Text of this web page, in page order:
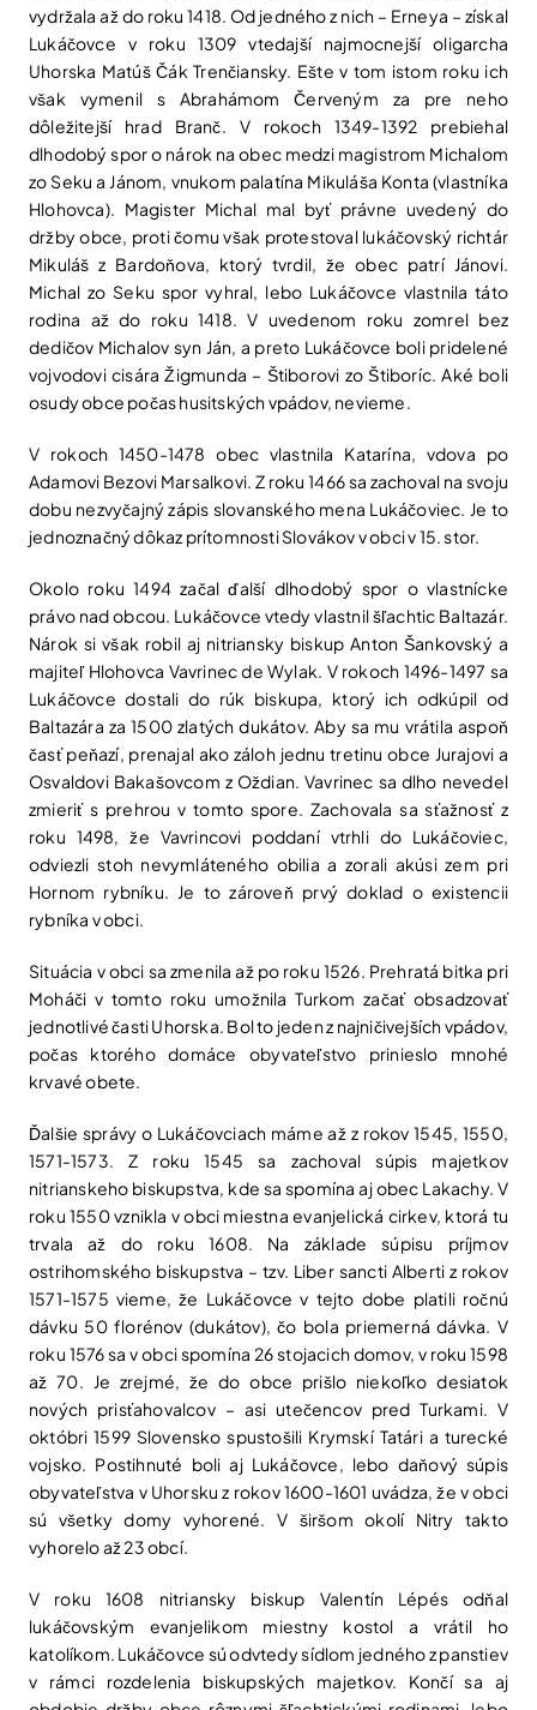
vydržala až do roku 1418. Od jedného z nich – Erneya – získal
Lukáčovce v roku 1309 vtedajší najmocnejší oligarcha
Uhorska Matúš Čák Trenčiansky. Ešte v tom istom roku ich
však vymenil s Abrahámom Červeným za pre neho
dôležitejší hrad Branč. V rokoch 1349-1392 prebiehal
dlhodobý spor o nárok na obec medzi magistrom Michalom
zo Seku a Jánom, vnukom palatína Mikuláša Konta (vlastníka
Hlohovca). Magister Michal mal byť právne uvedený do
držby obce, proti čomu však protestoval lukáčovský richtár
Mikuláš z Bardoňova, ktorý tvrdil, že obec patrí Jánovi.
Michal zo Seku spor vyhral, lebo Lukáčovce vlastnila táto
rodina až do roku 1418. V uvedenom roku zomrel bez
dedičov Michalov syn Ján, a preto Lukáčovce boli pridelené
vojvodovi cisára Žigmunda – Štiborovi zo Štiboríc. Aké boli
osudy obce počas husitských vpádov, nevieme.
V rokoch 1450-1478 obec vlastnila Katarína, vdova po
Adamovi Bezovi Marsalkovi. Z roku 1466 sa zachoval na svoju
dobu nezvyčajný zápis slovanského mena Lukáčoviec. Je to
jednoznačný dôkaz prítomnosti Slovákov v obci v 15. stor.
Okolo roku 1494 začal ďalší dlhodobý spor o vlastnícke
právo nad obcou. Lukáčovce vtedy vlastnil šľachtic Baltazár.
Nárok si však robil aj nitriansky biskup Anton Šankovský a
majiteľ Hlohovca Vavrinec de Wylak. V rokoch 1496-1497 sa
Lukáčovce dostali do rúk biskupa, ktorý ich odkúpil od
Baltazára za 1500 zlatých dukátov. Aby sa mu vrátila aspoň
časť peňazí, prenajal ako záloh jednu tretinu obce Jurajovi a
Osvaldovi Bakašovcom z Oždian. Vavrinec sa dlho nevedel
zmieriť s prehrou v tomto spore. Zachovala sa sťažnosť z
roku 1498, že Vavrincovi poddaní vtrhli do Lukáčoviec,
odviezli stoh nevymláteného obilia a zorali akúsi zem pri
Hornom rybníku. Je to zároveň prvý doklad o existencii
rybníka v obci.
Situácia v obci sa zmenila až po roku 1526. Prehratá bitka pri
Moháči v tomto roku umožnila Turkom začať obsadzovať
jednotlivé časti Uhorska. Bol to jeden z najničivejších vpádov,
počas ktorého domáce obyvateľstvo prinieslo mnohé
krvavé obete.
Ďalšie správy o Lukáčovciach máme až z rokov 1545, 1550,
1571-1573. Z roku 1545 sa zachoval súpis majetkov
nitrianskeho biskupstva, kde sa spomína aj obec Lakachy. V
roku 1550 vznikla v obci miestna evanjelická cirkev, ktorá tu
trvala až do roku 1608. Na základe súpisu príjmov
ostrihomského biskupstva – tzv. Liber sancti Alberti z rokov
1571-1575 vieme, že Lukáčovce v tejto dobe platili ročnú
dávku 50 florénov (dukátov), čo bola priemerná dávka. V
roku 1576 sa v obci spomína 26 stojacich domov, v roku 1598
až 70. Je zrejmé, že do obce prišlo niekoľko desiatok
nových prisťahovalcov – asi utečencov pred Turkami. V
októbri 1599 Slovensko spustošili Krymskí Tatári a turecké
vojsko. Postihnuté boli aj Lukáčovce, lebo daňový súpis
obyvateľstva v Uhorsku z rokov 1600-1601 uvádza, že v obci
sú všetky domy vyhorené. V širšom okolí Nitry takto
vyhorelo až 23 obcí.
V roku 1608 nitriansky biskup Valentín Lépés odňal
lukáčovským evanjelikom miestny kostol a vrátil ho
katolíkom. Lukáčovce sú odvtedy sídlom jedného z panstiev
v rámci rozdelenia biskupských majetkov. Končí sa aj